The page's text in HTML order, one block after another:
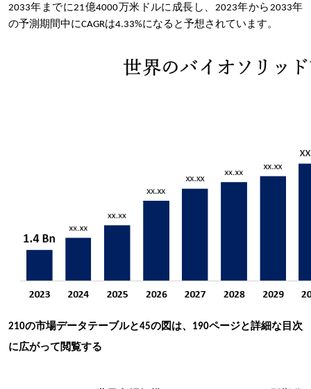
2033年までに21億4000万米ドルに成長し、2023年から2033年
の予測期間中にCAGRは4.33%になると予想されています。
210の市場データテーブルと45の図は、190ページと詳細な目次
に広がって閲覧する